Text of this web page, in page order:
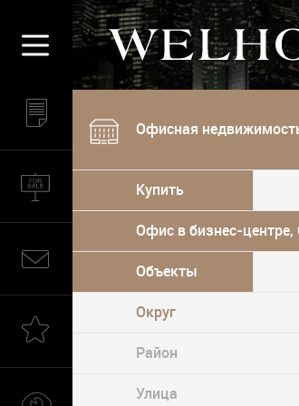
Офисная
Купить
Офис в бизнес-центре,
Объекты
Округ